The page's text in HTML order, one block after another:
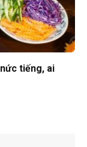
tiếng, ai